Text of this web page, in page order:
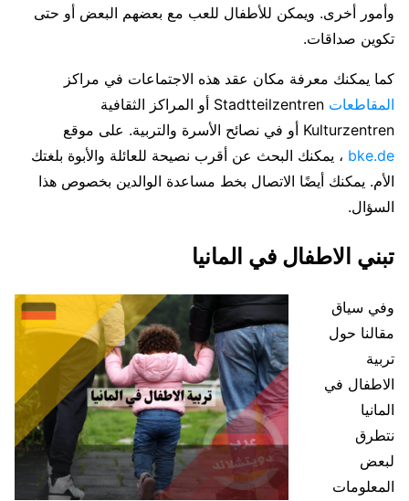
وأمور أخرى. ويمكن للأطفال للعب مع بعضهم البعض أو حتى
تكوين صداقات.
كما يمكنك معرفة مكان عقد هذه الاجتماعات في مراكز
المقاطعات
Stadtteilzentren أو المراكز الثقافية
Kulturzentren أو في نصائح الأسرة والتربية. على موقع
bke.de ، يمكنك البحث عن أقرب نصيحة للعائلة والأبوة بلغتك
الأم. يمكنك أيضًا الاتصال بخط مساعدة الوالدين بخصوص هذا
السؤال.
تبني الاطفال في المانيا
وفي سياق
مقالنا حول
تربية
الاطفال في
المانيا
نتطرق
لبعض
المعلومات